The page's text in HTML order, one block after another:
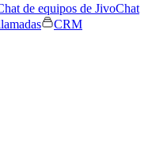
de equipos de JivoChat
CRM